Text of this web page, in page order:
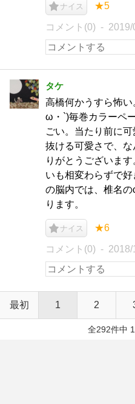
ナイス ★5
コメント(0) 2019/
タケ
高橋何かうすら怖い
ω・`)毎巻カラーペ
ごい。当たり前に
抜ける可愛さで、
りがとうございま
いも相変わらずで
の脳内では、椎名
ります。
ナイス ★6
コメント(0) 2018/
最初 1 2
全292件中